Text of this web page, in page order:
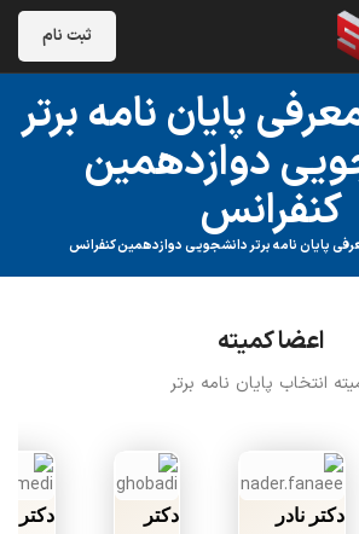
ثبت نام
پایان نامه برتر
دوازدهمین
کنفرانس
پایان نامه برتر دانشجویی دوازدهمین کنفرانس
اعضا کمیته
انتخاب پایان نامه برتر
دکتر نادر
دکتر
دکتر